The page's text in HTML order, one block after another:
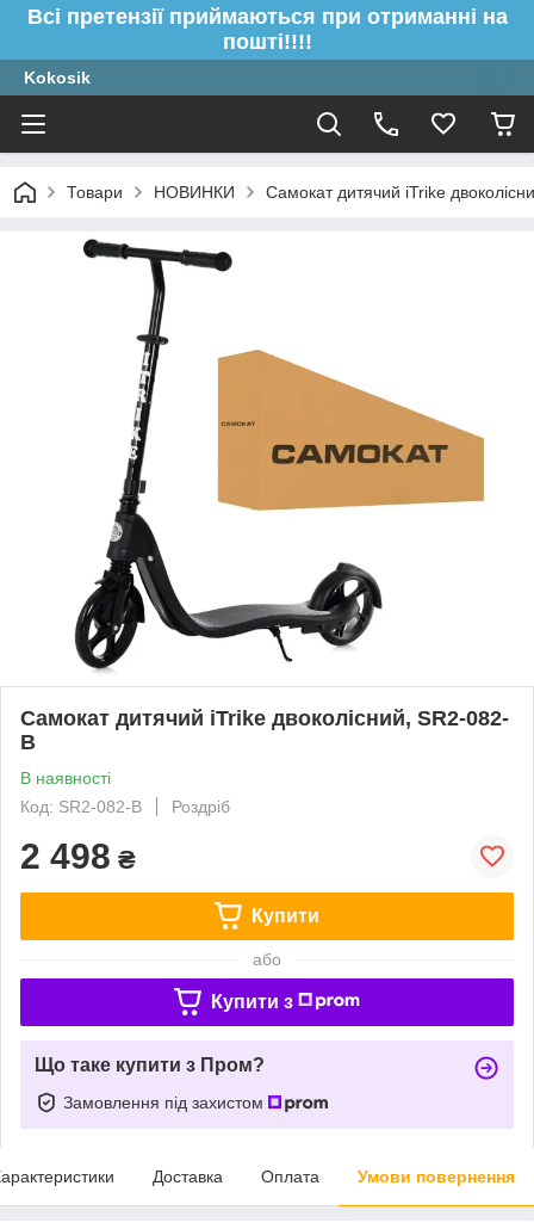
Всі претензії приймаються при отриманні на
пошті!!!!
Kokosik
Товари НОВИНКИ Самокат дитячий iTrike
Самокат дитячий iTrike двоколісний, SR2-082-
B
В наявності
Код: SR2-082-B
Роздріб
2 498 ₴
Купити
або
Купити з
Що таке купити з Пром?
Замовлення під захистом
Доставка Оплата Умови повернення